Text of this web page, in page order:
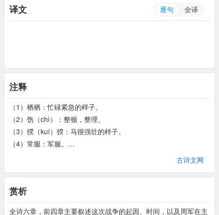
译文 逐句 全译
注释
（1）栖栖：忙碌紧急的样子。
（2）饬（chì）：整顿，整理。
（3）骙（kuí）骙：马很强壮的样子。
（4）常服：军服。
（7）匡：扶助。
（8）比物：把力气和毛色一致的马套在一起。
（9）闲：训练。则：法则。
古诗文网
赏析
全诗六章，前四章主要叙述这次战争的起因、时间，以及周军在主